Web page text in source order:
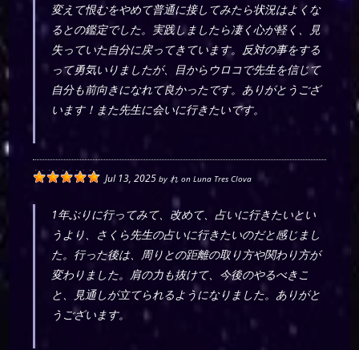
変えて恨むをやめて普通に接してみたら状況はよくな
るとの鑑定でした。実践しましたら凄く心が軽く、見
失っていた自分に戻ってきています。反対の事をする
って勇気いりましたが、目からウロコで先生を信じて
自分も前向きになれて良かったです。ありがとうござ
います！また先生に会いに行きたいです。
Jul 13, 2025 byれ onLuna Tres Clova
1年ぶりに行ってみて、改めて、占いに行きたいとい
うより、さくら先生の占いに行きたいのだと感じまし
た。行った後は、周りとの距離の取り方や関わり方が
変わりました。肩の力も抜けて、今後のやるべきこ
と、見通しが立てられるようになりました。ありがと
うございます。